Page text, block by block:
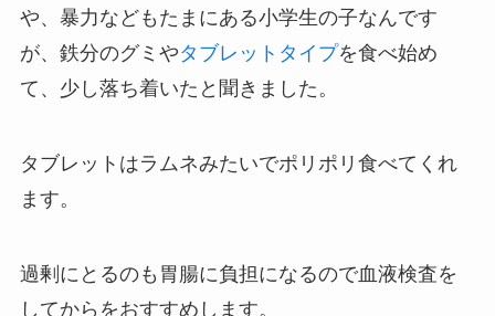
や、暴力などもたまにある小学生の子なんです
が、鉄分のグミやタブレットタイプを食べ始め
て、少し落ち着いたと聞きました。
タブレットはラムネみたいでポリポリ食べてくれ
ます。
過剰にとるのも胃腸に負担になるので血液検査を
してからをおすすめします。